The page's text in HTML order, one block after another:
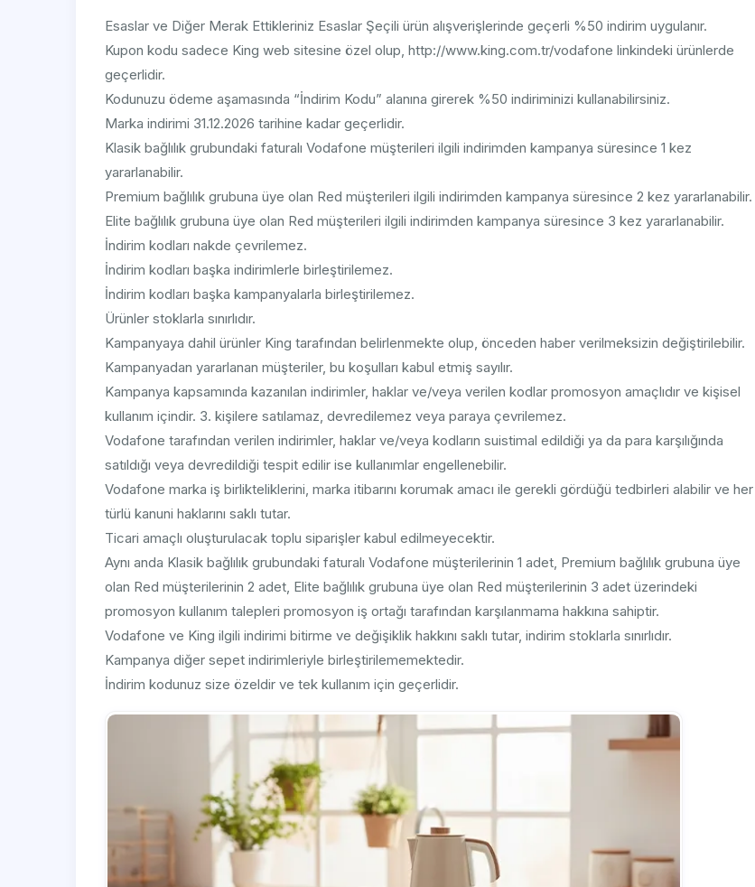
Esaslar ve Diğer Merak Ettikleriniz Esaslar Şeçili ürün alışverişlerinde geçerli %50 indirim uygulanır.
Kupon kodu sadece King web sitesine özel olup, http://www.king.com.tr/vodafone linkindeki ürünlerde
geçerlidir.
Kodunuzu ödeme aşamasında “İndirim Kodu” alanına girerek %50 indiriminizi kullanabilirsiniz.
Marka indirimi 31.12.2026 tarihine kadar geçerlidir.
Klasik bağlılık grubundaki faturalı Vodafone müşterileri ilgili indirimden kampanya süresince 1 kez
yararlanabilir.
Premium bağlılık grubuna üye olan Red müşterileri ilgili indirimden kampanya süresince 2 kez yararlanabilir.
Elite bağlılık grubuna üye olan Red müşterileri ilgili indirimden kampanya süresince 3 kez yararlanabilir.
İndirim kodları nakde çevrilemez.
İndirim kodları başka indirimlerle birleştirilemez.
İndirim kodları başka kampanyalarla birleştirilemez.
Ürünler stoklarla sınırlıdır.
Kampanyaya dahil ürünler King tarafından belirlenmekte olup, önceden haber verilmeksizin değiştirilebilir.
Kampanyadan yararlanan müşteriler, bu koşulları kabul etmiş sayılır.
Kampanya kapsamında kazanılan indirimler, haklar ve/veya verilen kodlar promosyon amaçlıdır ve kişisel
kullanım içindir. 3. kişilere satılamaz, devredilemez veya paraya çevrilemez.
Vodafone tarafından verilen indirimler, haklar ve/veya kodların suistimal edildiği ya da para karşılığında
satıldığı veya devredildiği tespit edilir ise kullanımlar engellenebilir.
Vodafone marka iş birlikteliklerini, marka itibarını korumak amacı ile gerekli gördüğü tedbirleri alabilir ve her
türlü kanuni haklarını saklı tutar.
Ticari amaçlı oluşturulacak toplu siparişler kabul edilmeyecektir.
Aynı anda Klasik bağlılık grubundaki faturalı Vodafone müşterilerinin 1 adet, Premium bağlılık grubuna üye
olan Red müşterilerinin 2 adet, Elite bağlılık grubuna üye olan Red müşterilerinin 3 adet üzerindeki
promosyon kullanım talepleri promosyon iş ortağı tarafından karşılanmama hakkına sahiptir.
Vodafone ve King ilgili indirimi bitirme ve değişiklik hakkını saklı tutar, indirim stoklarla sınırlıdır.
Kampanya diğer sepet indirimleriyle birleştirilememektedir.
İndirim kodunuz size özeldir ve tek kullanım için geçerlidir.